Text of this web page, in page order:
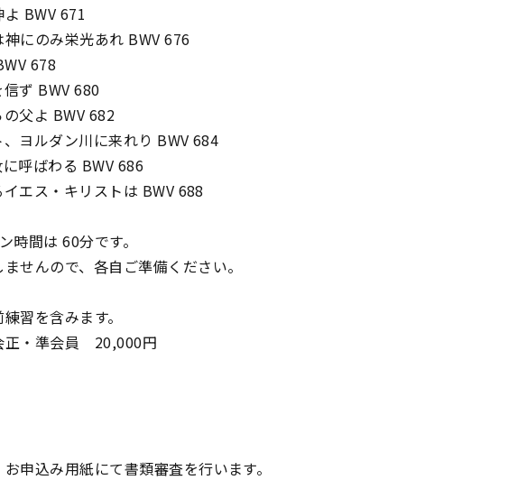
BWV 671
にのみ栄光あれ BWV 676
678
ず BWV 680
父よ BWV 682
ヨルダン川に来れり BWV 684
呼ばわる BWV 686
エス・キリストは BWV 688
間は 60分です。
せんので、各自ご準備ください。
習を含みます。
正・準会員 20,000円
申込み用紙にて書類審査を行います。